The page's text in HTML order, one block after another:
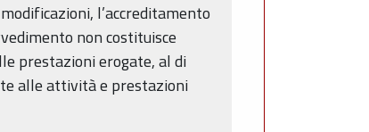
l’accreditamento
non costituisce
prestazioni erogate, al di
alle attività e prestazioni